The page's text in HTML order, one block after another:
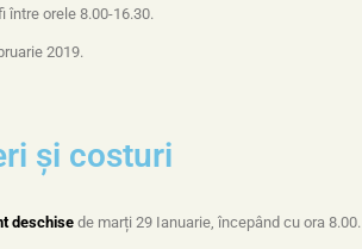
între orele 8.00-16.30.
2019.
și costuri
deschisede marți 29 Ianuarie, începând cu ora 8.00.